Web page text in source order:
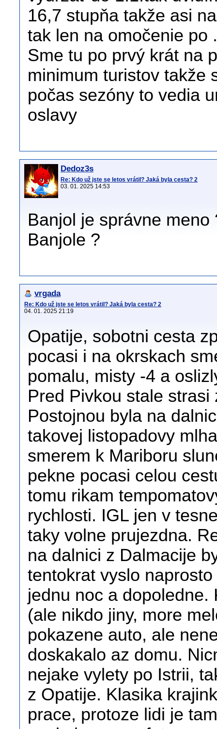
16,7 stupňa takže asi
tak len na omočenie po
Sme tu po prvý krát na
minimum turistov takže
počas sezóny to vedia
oslavy
Dedoz3s
Re: Kdo už jste se letos vrátil? Jaká byla cesta? 2
03. 01. 2025 14:53
Banjol je správne
Banjole ?
vrgada
Re: Kdo už jste se letos vrátil? Jaká byla cesta? 2
04. 01. 2025 21:19
Opatije, sobotni cesta
pocasi i na okrskach
pomalu, misty -4 a
Pred Pivkou stale
Postojnou byla na
takovej listopadovy
smerem k Mariboru
pekne pocasi celou
tomu rikam
rychlosti. IGL jen v
taky volne prujezdna.
na dalnici z Dalmacije
tentokrat vyslo
jednu noc a
(ale nikdo jiny, more
pokazene auto, ale
doskakalo az domu.
nejake vylety po Istrii,
z Opatije. Klasika
prace, protoze lidi je